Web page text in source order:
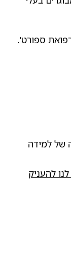
ספורט'.
של למידה
להעניק